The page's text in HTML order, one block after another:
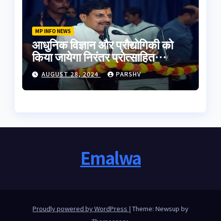
MP INFO NEWS
आधुनिक विज्ञान और प्रौद्योगिकी को
किया जायेगा निरंतर प्रोत्साहित
-मुख्यमंत्री डॉ. यादव
AUGUST 28, 2024 PARSHV
Emalwa
Proudly powered by WordPress | Theme: Newsup by